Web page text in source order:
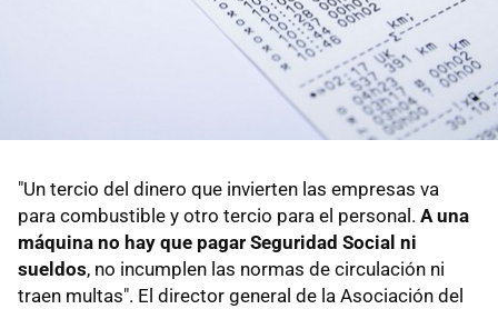
"Un tercio del dinero que invierten las empresas va
para combustible y otro tercio para el personal. A una
máquina no hay que pagar Seguridad Social ni
sueldos, no incumplen las normas de circulación ni
traen multas". El director general de la Asociación del